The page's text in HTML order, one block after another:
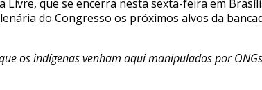
que se encerra nesta sexta-feira em
do Congresso os próximos alvos da
os indígenas venham aqui manipulados por ONGs